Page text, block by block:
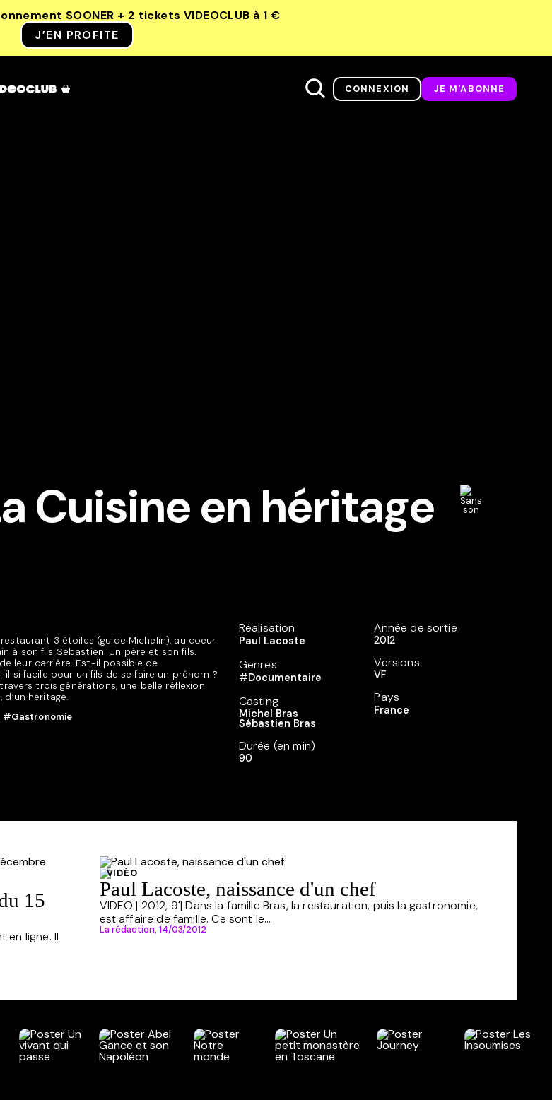
SOONER + 2 tickets VIDEOCLUB à 1 €
J’EN PROFITE
CONNEXION JE M'ABONNE
Cuisine en héritage
3 étoiles (guide Michelin), au coeur
à son fils Sébastien. Un père et son fils.
leur carrière. Est-il possible de
il si facile pour un fils de se faire un prénom ?
trois générations, une belle réflexion
héritage.
#Gastronomie
Réalisation
Paul Lacoste
Genres
#Documentaire
Casting
Michel Bras
Sébastien Bras
Durée (en min)
90
Année de sortie
2012
Versions
VF
Pays
France
15
en ligne. Il
VIDÉO
Paul Lacoste, naissance d'un chef
VIDEO | 2012, 9'| Dans la famille Bras, la restauration, puis la gastronomie,
est affaire de famille. Ce sont le...
La rédaction, 14/03/2012